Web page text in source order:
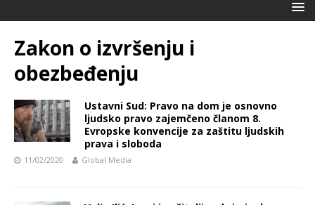
Zakon o izvršenju i
obezbeđenju
Ustavni Sud: Pravo na dom je osnovno
ljudsko pravo zajemčeno članom 8.
Evropske konvencije za zaštitu ljudskih
prava i sloboda
11/02/2020 Global Media